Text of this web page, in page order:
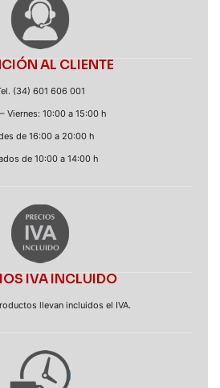
AL CLIENTE
(34) 601 606 001
Viernes: 10:00 a 15:00 h
de 16:00 a 20:00 h
de 10:00 a 14:00 h
IVA INCLUIDO
llevan incluidos el IVA.